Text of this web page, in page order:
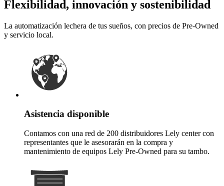
Flexibilidad, innovación y sostenibilidad
La automatización lechera de tus sueños, con precios de Pre-Owned
y servicio local.
Asistencia disponible
Contamos con una red de 200 distribuidores Lely center con
representantes que le asesorarán en la compra y
mantenimiento de equipos Lely Pre-Owned para su tambo.